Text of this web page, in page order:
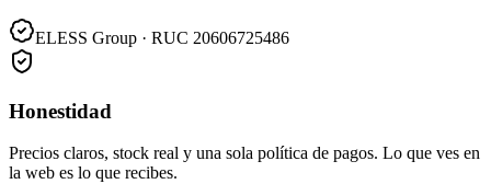
ELESS Group · RUC 20606725486
Honestidad
Precios claros, stock real y una sola política de pagos. Lo que ves en
la web es lo que recibes.